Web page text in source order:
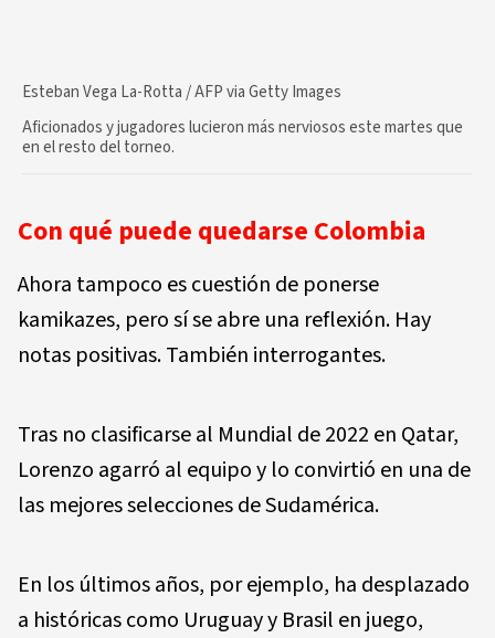
Esteban Vega La-Rotta / AFP via Getty Images
Aficionados y jugadores lucieron más nerviosos este martes que
en el resto del torneo.
Con qué puede quedarse Colombia
Ahora tampoco es cuestión de ponerse
kamikazes, pero sí se abre una reflexión. Hay
notas positivas. También interrogantes.
Tras no clasificarse al Mundial de 2022 en Qatar,
Lorenzo agarró al equipo y lo convirtió en una de
las mejores selecciones de Sudamérica.
En los últimos años, por ejemplo, ha desplazado
a históricas como Uruguay y Brasil en juego,